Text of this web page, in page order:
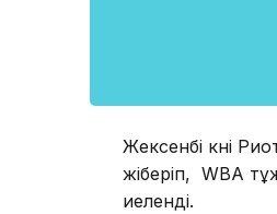
Жексенбі күні
жіберіп, WBA
иеленді.